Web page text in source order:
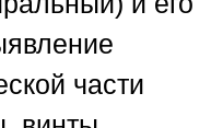
части